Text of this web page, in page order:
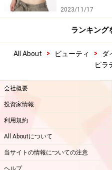
2023/11/17
ランキング
All About > ビューティ > ダ
ピラ
会社概要
投資家情報
利用規約
All Aboutについて
当サイトの情報についての注意
ヘルプ